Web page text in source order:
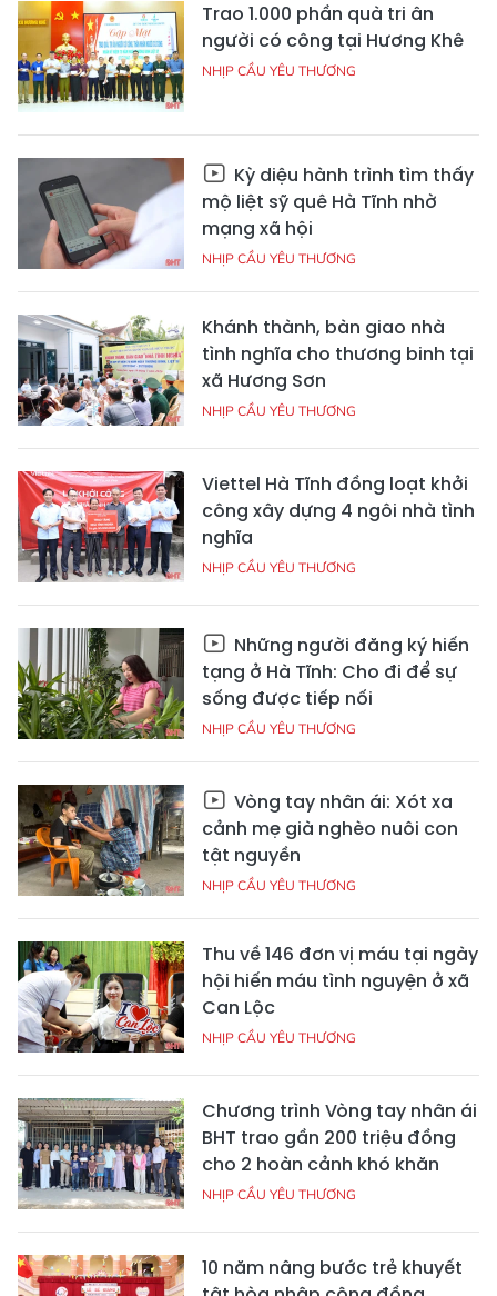
Trao 1.000 phần quà tri ân
người có công tại Hương Khê
NHỊP CẦU YÊU THƯƠNG
Kỳ diệu hành trình tìm thấy
mộ liệt sỹ quê Hà Tĩnh nhờ
mạng xã hội
NHỊP CẦU YÊU THƯƠNG
Khánh thành, bàn giao nhà
tình nghĩa cho thương binh tại
xã Hương Sơn
NHỊP CẦU YÊU THƯƠNG
Viettel Hà Tĩnh đồng loạt khởi
công xây dựng 4 ngôi nhà tình
nghĩa
NHỊP CẦU YÊU THƯƠNG
Những người đăng ký hiến
tạng ở Hà Tĩnh: Cho đi để sự
sống được tiếp nối
NHỊP CẦU YÊU THƯƠNG
Vòng tay nhân ái: Xót xa
cảnh mẹ già nghèo nuôi con
tật nguyền
NHỊP CẦU YÊU THƯƠNG
Thu về 146 đơn vị máu tại ngày
hội hiến máu tình nguyện ở xã
Can Lộc
NHỊP CẦU YÊU THƯƠNG
Chương trình Vòng tay nhân ái
BHT trao gần 200 triệu đồng
cho 2 hoàn cảnh khó khăn
NHỊP CẦU YÊU THƯƠNG
10 năm nâng bước trẻ khuyết